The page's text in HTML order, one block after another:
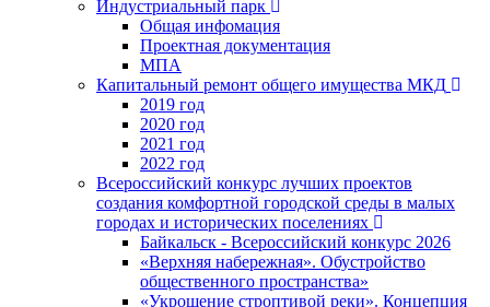
Индустриальный парк
Общая инфомация
Проектная документация
МПА
Капитальный ремонт общего имущества МКД
2019 год
2020 год
2021 год
2022 год
Всероссийский конкурс лучших проектов
создания комфортной городской среды в малых
городах и исторических поселениях
Байкальск - Всероссийский конкурс 2026
«Верхняя набережная». Обустройство
общественного пространства»
«Укрощение строптивой реки». Концепция